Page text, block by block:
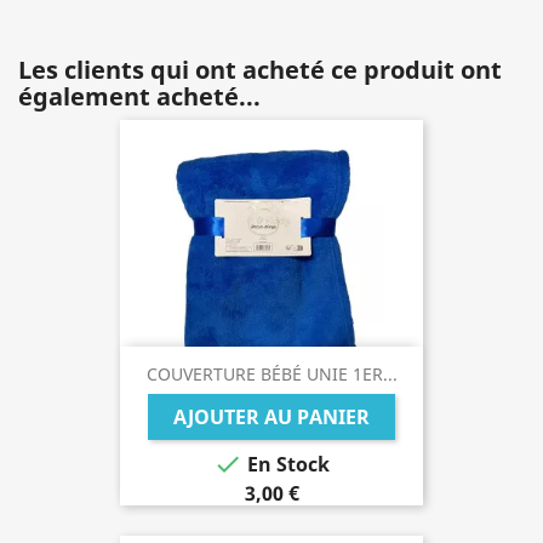
Les clients qui ont acheté ce produit ont
également acheté...
COUVERTURE BÉBÉ UNIE 1ER...
AJOUTER AU PANIER
 En Stock
3,00 €